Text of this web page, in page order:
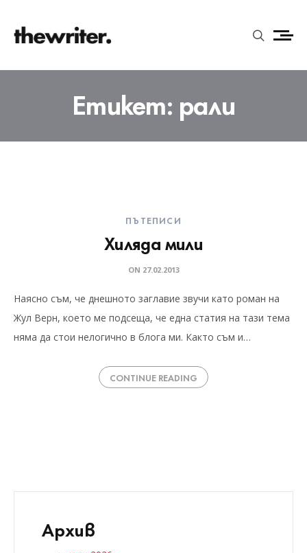
Етикет: рали
ПЪТЕПИСИ
Хиляда мили
ON 27.02.2013
Наясно съм, че днешното заглавие звучи като роман на
Жул Верн, което ме подсеща, че една статия на тази тема
няма да стои нелогично в блога ми. Както съм и…
CONTINUE READING
Архив